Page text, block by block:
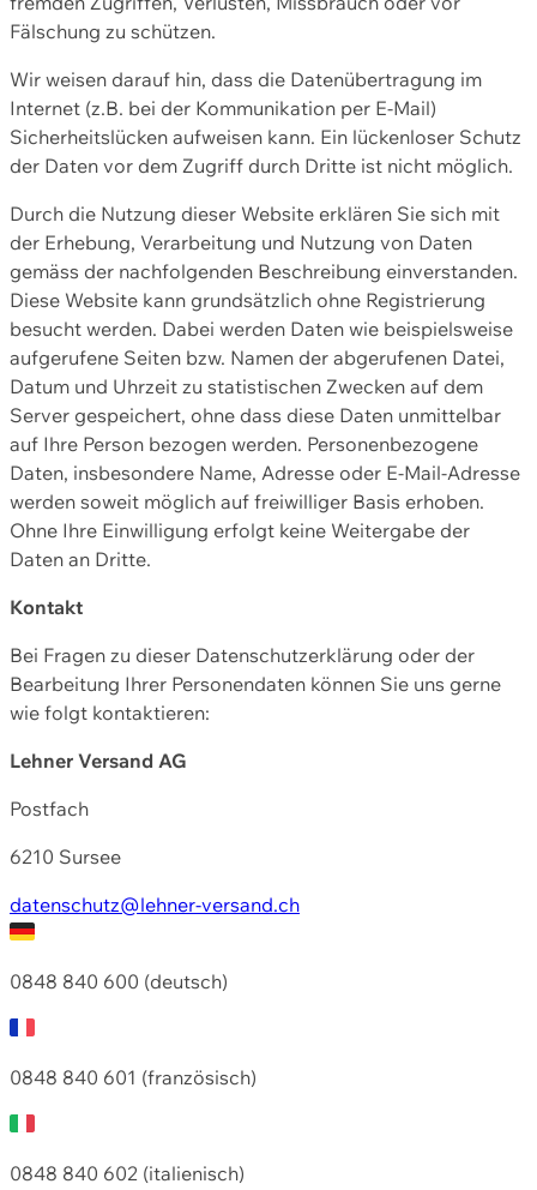
Fälschung zu schützen.
Wir weisen darauf hin, dass die Datenübertragung im
Internet (z.B. bei der Kommunikation per E-Mail)
Sicherheitslücken aufweisen kann. Ein lückenloser Schutz
der Daten vor dem Zugriff durch Dritte ist nicht möglich.
Durch die Nutzung dieser Website erklären Sie sich mit
der Erhebung, Verarbeitung und Nutzung von Daten
gemäss der nachfolgenden Beschreibung einverstanden.
Diese Website kann grundsätzlich ohne Registrierung
besucht werden. Dabei werden Daten wie beispielsweise
aufgerufene Seiten bzw. Namen der abgerufenen Datei,
Datum und Uhrzeit zu statistischen Zwecken auf dem
Server gespeichert, ohne dass diese Daten unmittelbar
auf Ihre Person bezogen werden. Personenbezogene
Daten, insbesondere Name, Adresse oder E-Mail-Adresse
werden soweit möglich auf freiwilliger Basis erhoben.
Ohne Ihre Einwilligung erfolgt keine Weitergabe der
Daten an Dritte.
Kontakt
Bei Fragen zu dieser Datenschutzerklärung oder der
Bearbeitung Ihrer Personendaten können Sie uns gerne
wie folgt kontaktieren:
Lehner Versand AG
Postfach
6210 Sursee
datenschutz@lehner-versand.ch
0848 840 600 (deutsch)
0848 840 601 (französisch)
0848 840 602 (italienisch)